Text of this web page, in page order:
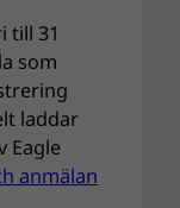
till 31
som
laddar
Eagle
anmälan